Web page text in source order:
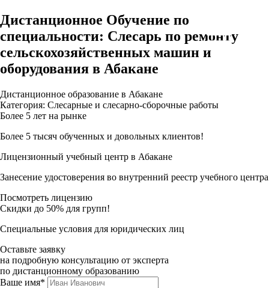
Дистанционное Обучение по
специальности: Слесарь по ремонту
сельскохозяйственных машин и
оборудования в Абакане
Дистанционное образование в Абакане
Категория: Слесарные и слесарно-сборочные работы
Более 5 лет на рынке
Более 5 тысяч обученных и довольных клиентов!
Лицензионный учебный центр в Абакане
Занесение удостоверения во внутренний реестр учебного центра
Посмотреть лицензию
Скидки до 50% для групп!
Специальные условия для юридических лиц
Оставьте заявку
на подробную консультацию от эксперта
по дистанционному образованию
Ваше имя*